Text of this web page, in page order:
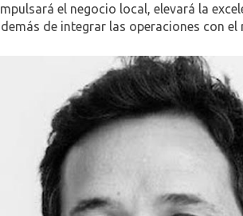
el negocio local, elevará la
de integrar las operaciones con el